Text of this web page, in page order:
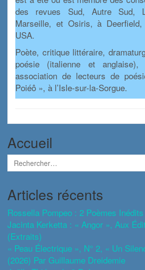
des revues Sud, Autre Sud,
Marseille, et Osiris, à Deerfield,
USA.
Poète, critique littéraire,
poésie (italienne et
association de lecteurs de
Poiéô », à l’Isle-sur-la-Sorgue.
Accueil
Articles récents
Rossella Pompeo : 2 Poèmes Inédits
Jacinta Kerketta : « Angor », Aux
(extraits)
« Peau Électrique », N° 2, « Un
(2026) Par Guillaume Dreidemie